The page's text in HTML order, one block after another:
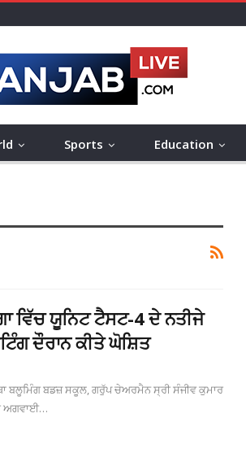
Sports Education
ਵਿੱਚ ਯੂਨਿਟ ਟੈਸਟ-4 ਦੇ ਨਤੀਜੇ
ਦੌਰਾਨ ਕੀਤੇ ਘੋਸ਼ਿਤ
ਬਲੂਮਿੰਗ ਬਡਜ਼ ਸਕੂਲ, ਗਰੁੱਪ ਚੇਅਰਮੈਨ ਸ੍ਰੀ ਸੰਜੀਵ ਕੁਮਾਰ
ਅਗਵਾਈ…